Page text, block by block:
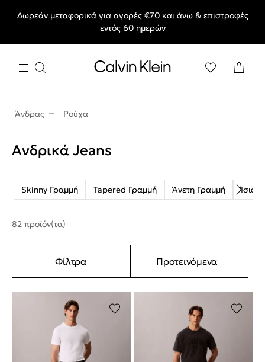
End of Season Sale: Αγαπημένα styles, στις τιμές που θες.
Δωρεάν μεταφορικά για αγορές €70 και άνω & επιστροφές
εντός 60 ημερών
Άνδρας Ρούχα
Ανδρικά Jeans
Skinny Γραμμή Tapered Γραμμή Άνετη Γραμμή Ίσια
82 προϊόν(τα)
Φίλτρα Προτεινόμενα